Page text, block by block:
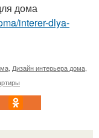
дома
interer-dlya-
Дизайн интерьера дома